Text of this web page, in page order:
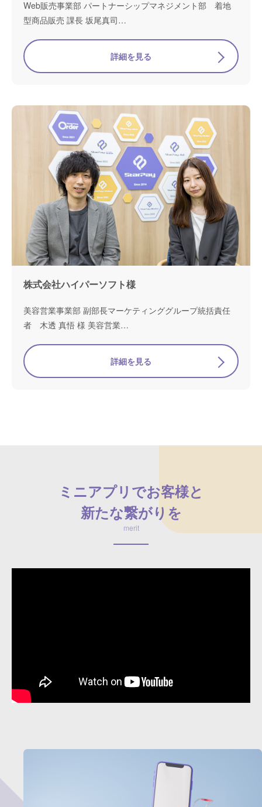
Web販売事業部 パートナーシップマネジメント部 着地
型商品販売 課長 坂尾真司…
詳細を見る
株式会社ハイパーソフト様
美容営業事業部 副部長マーケティンググループ統括責任
者 木透 真悟 様 美容営業…
詳細を見る
ミニアプリでお客様と
新たな繋がりを
merit